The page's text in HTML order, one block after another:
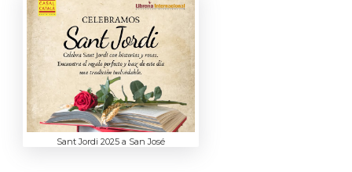
Sant Jordi 2025 a San José